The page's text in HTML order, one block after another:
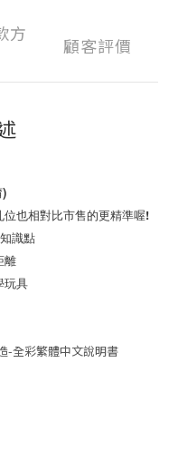
方
顧客評價
位也相對比市售的更精準喔!
識點
離
玩具
-全彩繁體中文說明書